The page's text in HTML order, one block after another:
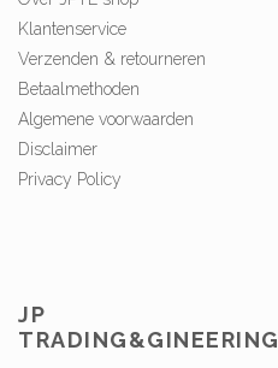
Klantenservice
Verzenden & retourneren
Betaalmethoden
Algemene voorwaarden
Disclaimer
Privacy Policy
JP
TRADING&GINEERING